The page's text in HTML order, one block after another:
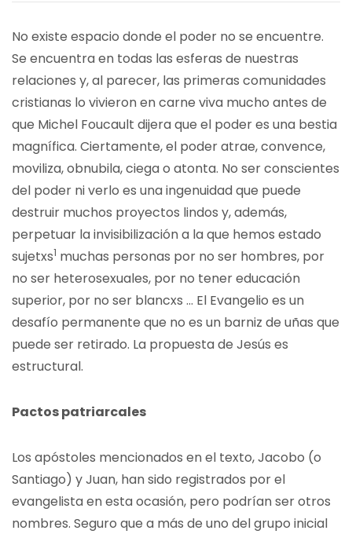
No existe espacio donde el poder no se encuentre.
Se encuentra en todas las esferas de nuestras
relaciones y, al parecer, las primeras comunidades
cristianas lo vivieron en carne viva mucho antes de
que Michel Foucault dijera que el poder es una bestia
magnífica. Ciertamente, el poder atrae, convence,
moviliza, obnubila, ciega o atonta. No ser conscientes
del poder ni verlo es una ingenuidad que puede
destruir muchos proyectos lindos y, además,
perpetuar la invisibilización a la que hemos estado
sujetxs1 muchas personas por no ser hombres, por
no ser heterosexuales, por no tener educación
superior, por no ser blancxs … El Evangelio es un
desafío permanente que no es un barniz de uñas que
puede ser retirado. La propuesta de Jesús es
estructural.
Pactos patriarcales
Los apóstoles mencionados en el texto, Jacobo (o
Santiago) y Juan, han sido registrados por el
evangelista en esta ocasión, pero podrían ser otros
nombres. Seguro que a más de uno del grupo inicial